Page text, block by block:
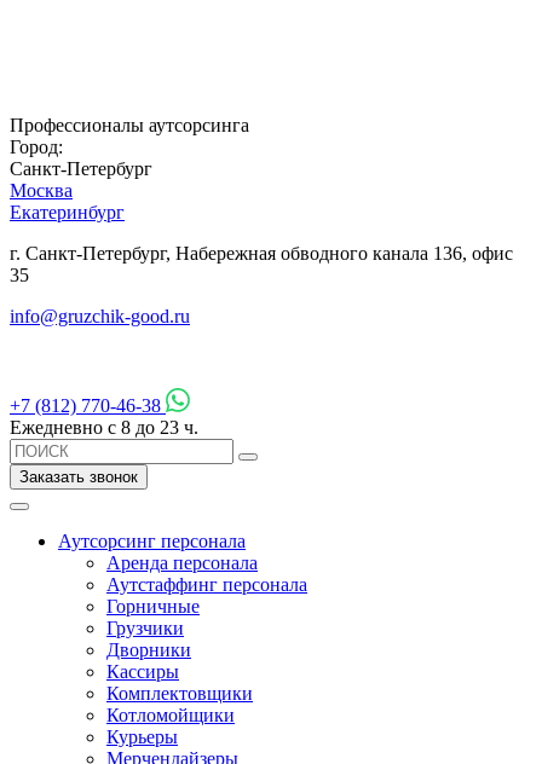
Профессионалы аутсорсинга
Город:
Санкт-Петербург
Москва
Екатеринбург
г. Санкт-Петербург, Набережная обводного канала 136, офис
35
info@gruzchik-good.ru
+7 (812) 770-46-38
Ежедневно с 8 до 23 ч.
Заказать звонок
Аутсорсинг персонала
Аренда персонала
Аутстаффинг персонала
Горничные
Грузчики
Дворники
Кассиры
Комплектовщики
Котломойщики
Курьеры
Мерчендайзеры